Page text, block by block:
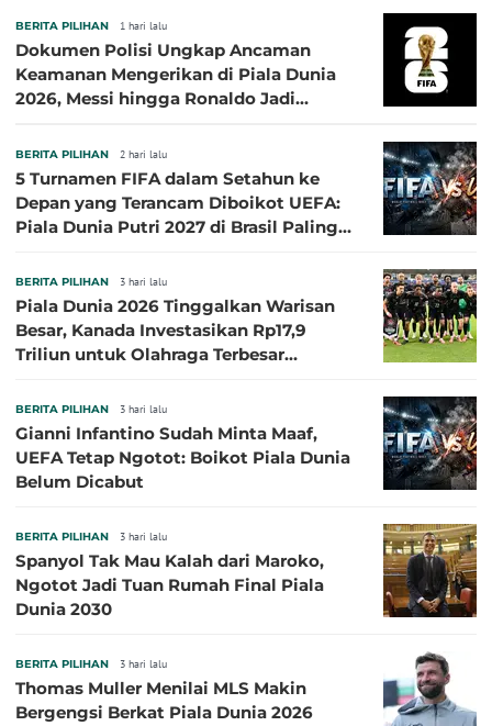
BERITA PILIHAN 1 hari lalu
Dokumen Polisi Ungkap Ancaman
Keamanan Mengerikan di Piala Dunia
2026, Messi hingga Ronaldo Jadi
BERITA PILIHAN 2 hari lalu
5 Turnamen FIFA dalam Setahun ke
Depan yang Terancam Diboikot UEFA:
Piala Dunia Putri 2027 di Brasil Paling
BERITA PILIHAN 3 hari lalu
Piala Dunia 2026 Tinggalkan Warisan
Besar, Kanada Investasikan Rp17,9
Triliun untuk Olahraga Terbesar
BERITA PILIHAN 3 hari lalu
Gianni Infantino Sudah Minta Maaf,
UEFA Tetap Ngotot: Boikot Piala Dunia
Belum Dicabut
BERITA PILIHAN 3 hari lalu
Spanyol Tak Mau Kalah dari Maroko,
Ngotot Jadi Tuan Rumah Final Piala
Dunia 2030
BERITA PILIHAN 3 hari lalu
Thomas Muller Menilai MLS Makin
Bergengsi Berkat Piala Dunia 2026